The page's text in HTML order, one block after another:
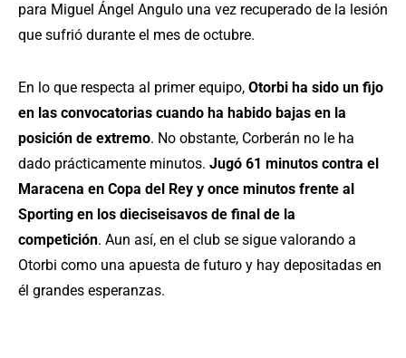
para Miguel Ángel Angulo una vez recuperado de la lesión
que sufrió durante el mes de octubre.
En lo que respecta al primer equipo, Otorbi ha sido un fijo
en las convocatorias cuando ha habido bajas en la
posición de extremo. No obstante, Corberán no le ha
dado prácticamente minutos. Jugó 61 minutos contra el
Maracena en Copa del Rey y once minutos frente al
Sporting en los dieciseisavos de final de la
competición. Aun así, en el club se sigue valorando a
Otorbi como una apuesta de futuro y hay depositadas en
él grandes esperanzas.